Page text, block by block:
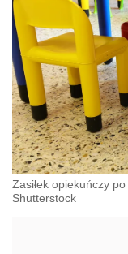
Zasiłek opiekuńczy
Shutterstock